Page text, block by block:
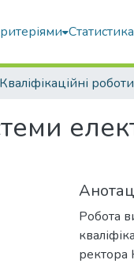
Статистика
Робота
ректора